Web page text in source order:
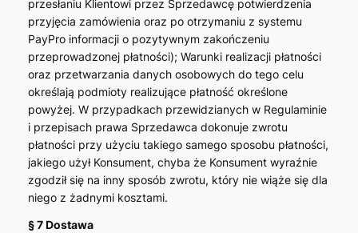
przesłaniu Klientowi przez Sprzedawcę potwierdzenia
przyjęcia zamówienia oraz po otrzymaniu z systemu
PayPro informacji o pozytywnym zakończeniu
przeprowadzonej płatności); Warunki realizacji płatności
oraz przetwarzania danych osobowych do tego celu
określają podmioty realizujące płatność określone
powyżej. W przypadkach przewidzianych w Regulaminie
i przepisach prawa Sprzedawca dokonuje zwrotu
płatności przy użyciu takiego samego sposobu płatności,
jakiego użył Konsument, chyba że Konsument wyraźnie
zgodził się na inny sposób zwrotu, który nie wiąże się dla
niego z żadnymi kosztami.
§ 7 Dostawa